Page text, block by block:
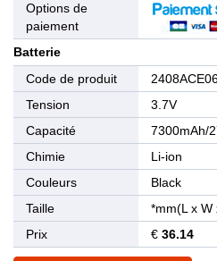
Options de
paiement
Batterie
Code de produit
Tension
3.7V
Capacité
7300mAh/
Chimie
Li-ion
Couleurs
Black
Taille
*mm(L x W
Prix
€ 36.14